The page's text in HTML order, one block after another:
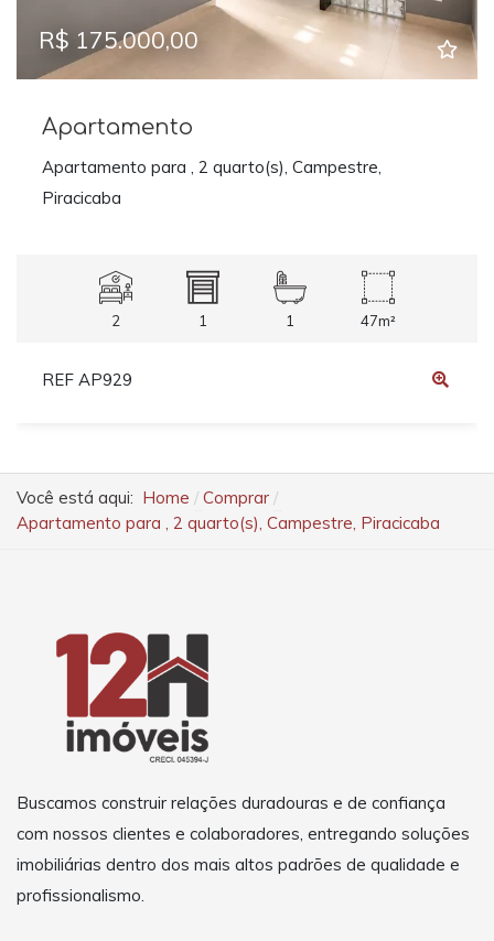
R$ 175.000,00
Apartamento
Apartamento para , 2 quarto(s), Campestre,
Piracicaba
2 1 1 47m²
REF AP929
Você está aqui: Home
Comprar
Apartamento para , 2 quarto(s), Campestre, Piracicaba
Buscamos construir relações duradouras e de confiança
com nossos clientes e colaboradores, entregando soluções
imobiliárias dentro dos mais altos padrões de qualidade e
profissionalismo.